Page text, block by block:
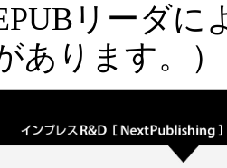
リーダに
あります。）